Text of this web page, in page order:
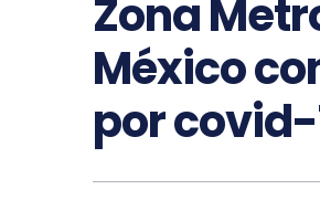
Zona
México
por covid-